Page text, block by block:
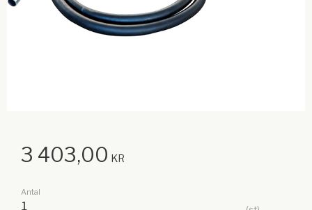
3 403,00 KR
Antal